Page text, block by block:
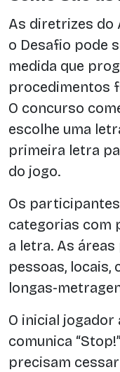
As diretrizes do
o Desafio pode
medida que
procedimentos
O concurso
escolhe uma
primeira letra
do jogo.
Os
categorias com
a letra. As
pessoas, locais,
longas-
O inicial
comunica
precisam